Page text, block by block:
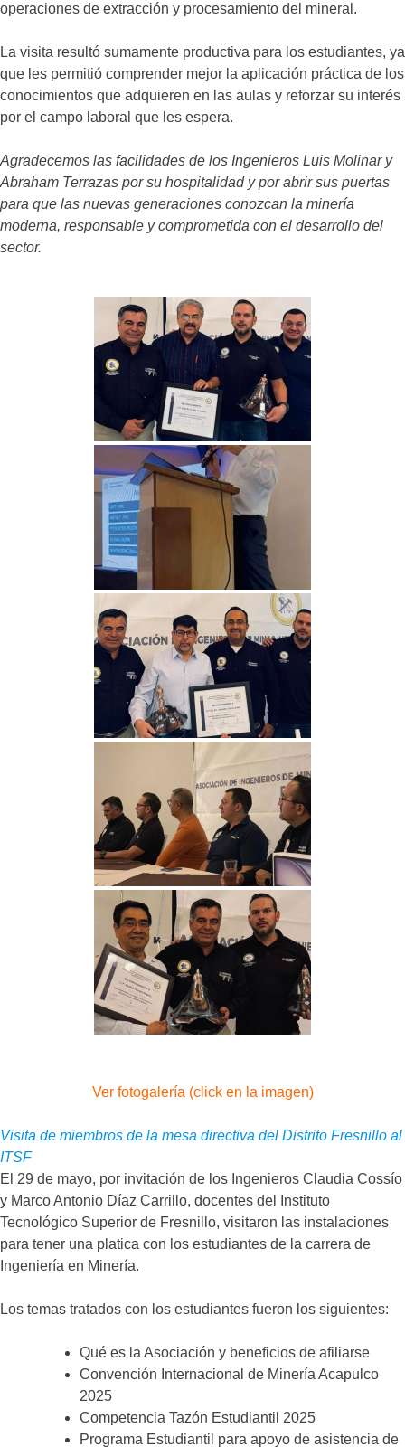
operaciones de extracción y procesamiento del mineral.
La visita resultó sumamente productiva para los estudiantes, ya
que les permitió comprender mejor la aplicación práctica de los
conocimientos que adquieren en las aulas y reforzar su interés
por el campo laboral que les espera.
Agradecemos las facilidades de los Ingenieros Luis Molinar y
Abraham Terrazas por su hospitalidad y por abrir sus puertas
para que las nuevas generaciones conozcan la minería
moderna, responsable y comprometida con el desarrollo del
sector.
Ver fotogalería (click en la imagen)
Visita de miembros de la mesa directiva del Distrito Fresnillo al
ITSF
El 29 de mayo, por invitación de los Ingenieros Claudia Cossío
y Marco Antonio Díaz Carrillo, docentes del Instituto
Tecnológico Superior de Fresnillo, visitaron las instalaciones
para tener una platica con los estudiantes de la carrera de
Ingeniería en Minería.
Los temas tratados con los estudiantes fueron los siguientes:
Qué es la Asociación y beneficios de afiliarse
Convención Internacional de Minería Acapulco
2025
Competencia Tazón Estudiantil 2025
Programa Estudiantil para apoyo de asistencia de